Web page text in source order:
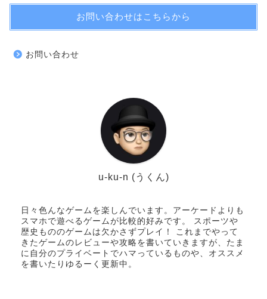
お問い合わせはこちらから
お問い合わせ
u-ku-n (うくん)
日々色んなゲームを楽しんでいます。アーケードよりも
スマホで遊べるゲームが比較的好みです。 スポーツや
歴史もののゲームは欠かさずプレイ！ これまでやって
きたゲームのレビューや攻略を書いていきますが、たま
に自分のプライベートでハマっているものや、オススメ
を書いたりゆるーく更新中。